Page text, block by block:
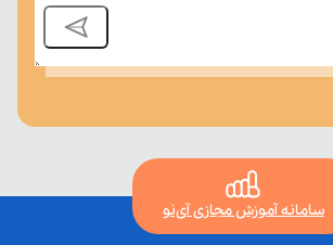
سامانه آموزش مجازی آی‌نو